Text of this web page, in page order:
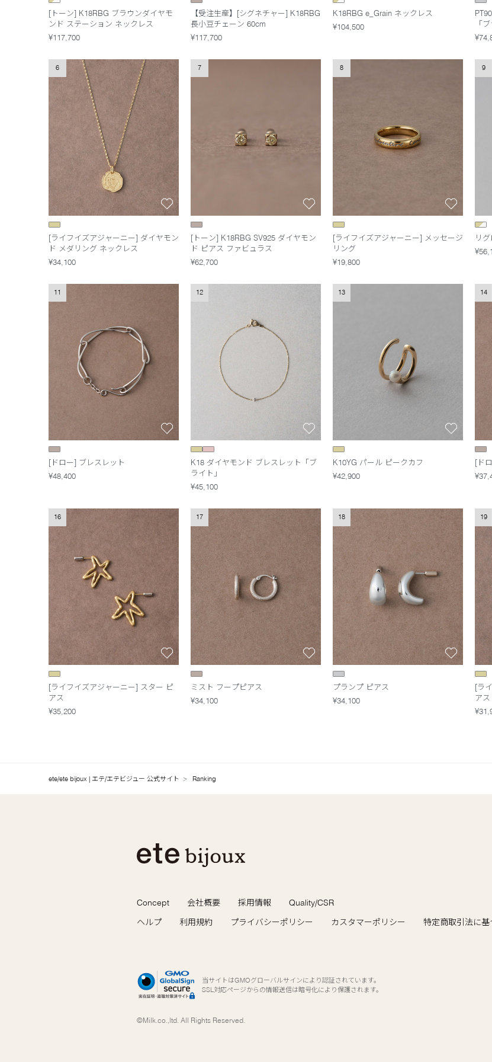
[トーン] K18RBG ブラウンダイヤモ
ンド ステーション ネックレス
¥117,700
【受注生産】[シグネチャー] K18RBG
長小豆チェーン 60cm
¥117,700
K18RBG e_Grain ネックレス
¥104,500
「
6
[ライフイズアジャーニー] ダイヤモン
ド メダリング ネックレス
¥34,100
7
[トーン] K18RBG SV925 ダイヤモン
ド ピアス ファビュラス
¥62,700
8
[ライフイズアジャーニー] メッセージ
リング
¥19,800
9
リ
11
[ドロー] ブレスレット
¥48,400
12
K18 ダイヤモンド ブレスレット「ブ
ライト」
¥45,100
13
K10YG パール ピークカフ
¥42,900
14
[ド
16
[ライフイズアジャーニー] スター ピ
アス
¥35,200
17
ミスト フープピアス
¥34,100
18
プランプ ピアス
¥34,100
19
[ラ
アス
ete/ete bijoux | エテ/エテビジュー 公式サイト Ranking
Concept 会社概要 採用情報
Quality/CSR
ヘルプ
利用規約 プライバシーポリシー カスタマーポリシー 特定商取引法に基
当サイトはGMOグローバルサインにより認証されています。
SSL対応ページからの情報送信は暗号化により保護されます。
©Milk.co.,ltd. All Rights Reserved.